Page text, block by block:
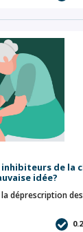
de la
idée?
déprescription